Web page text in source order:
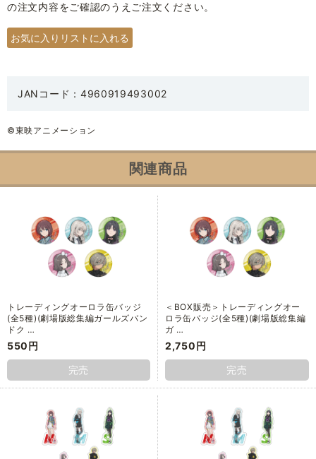
の注文内容をご確認のうえご注文ください。
JANコード：4960919493002
©東映アニメーション
関連商品
トレーディングオーロラ缶バッジ
(全5種)(劇場版総集編ガールズバン
ドク …
550円
完売
＜BOX販売＞トレーディングオー
ロラ缶バッジ(全5種)(劇場版総集編
ガ …
2,750円
完売